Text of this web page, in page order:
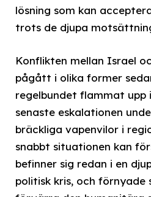
lösning som kan
trots de djupa
Konflikten mellan Israel
pågått i olika former
regelbundet flammat upp
senaste eskalationen
bräckliga vapenvilor i
snabbt situationen kan
befinner sig redan i en
politisk kris, och